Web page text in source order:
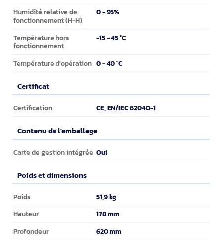
Humidité relative de
fonctionnement (H-H)
0 - 95%
Température hors
fonctionnement
-15 - 45 °C
Température d'opération 0 - 40 °C
Certificat
Certificat
Certification CE, EN/IEC 62040-1
Contenu de l'emballage
Contenu de l'emballage
Carte de gestion intégrée Oui
Poids et dimensions
Poids et dimensions
Poids 51,9 kg
Hauteur 178 mm
Profondeur 620 mm